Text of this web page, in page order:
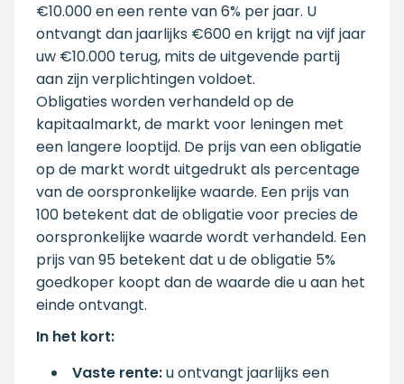
€10.000 en een rente van 6% per jaar. U
ontvangt dan jaarlijks €600 en krijgt na vijf jaar
uw €10.000 terug, mits de uitgevende partij
aan zijn verplichtingen voldoet.
Obligaties worden verhandeld op de
kapitaalmarkt, de markt voor leningen met
een langere looptijd. De prijs van een obligatie
op de markt wordt uitgedrukt als percentage
van de oorspronkelijke waarde. Een prijs van
100 betekent dat de obligatie voor precies de
oorspronkelijke waarde wordt verhandeld. Een
prijs van 95 betekent dat u de obligatie 5%
goedkoper koopt dan de waarde die u aan het
einde ontvangt.
In het kort:
Vaste rente:u ontvangt jaarlijks een